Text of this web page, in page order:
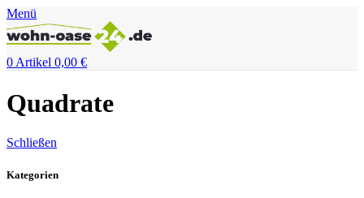
Menü
0Artikel 0,00 €
Quadrate
Schließen
Kategorien